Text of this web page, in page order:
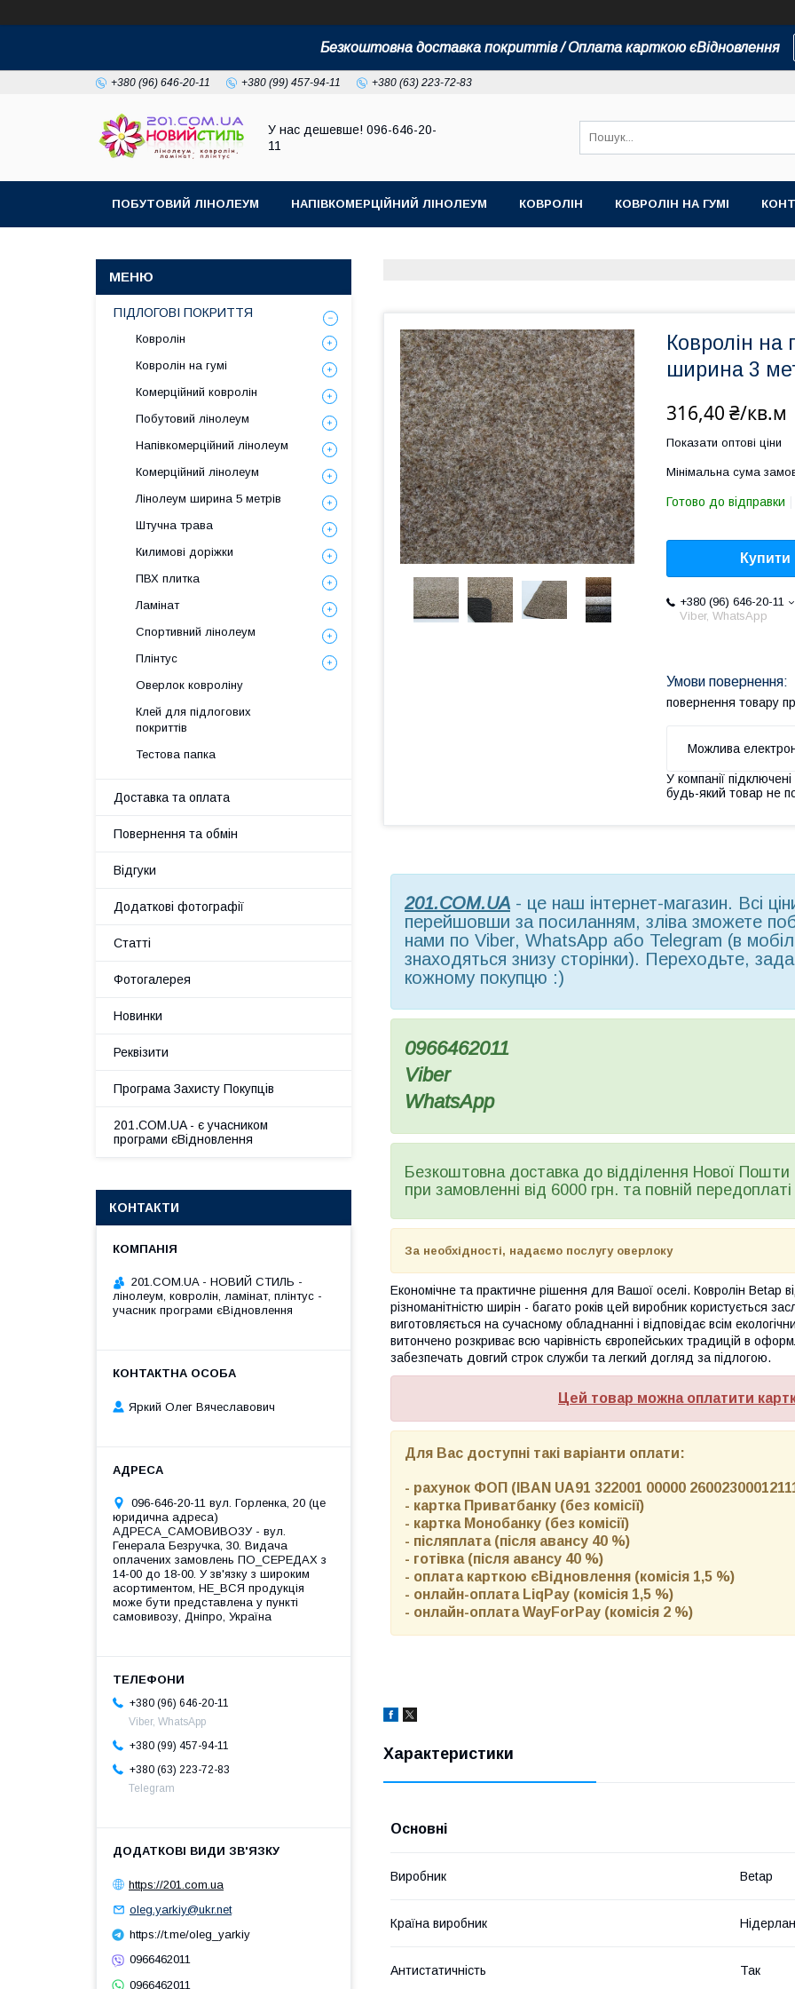
Безкоштовна доставка покриттів / Оплата карткою єВідновлення
+380 (96) 646-20-11 +380 (99) 457-94-11 +380 (63) 223-72-83
У нас дешевше! 096-646-20-
11
ПОБУТОВИЙ ЛІНОЛЕУМ НАПІВКОМЕРЦІЙНИЙ ЛІНОЛЕУМ КОВРОЛІН КОВРОЛІН НА ГУМІ
Ковролін на
ширина 3
316,40 ₴/кв.м
Показати оптові ціни
Мінімальна сума
Готово до відправки
Купити
+380 (96) 646-20-11
Viber, WhatsApp
повернення товару
У компанії
будь-який товар не
201.COM.UA - це наш інтернет-магазин. Всі
перейшовши за посиланням, зліва зможете
нами по Viber, WhatsApp або Telegram (в
знаходяться знизу сторінки). Переходьте,
кожному покупцю :)
0966462011
Viber
WhatsApp
Безкоштовна доставка до відділення Нової Пошти
при замовленні від 6000 грн. та повній передоплаті
За необхідності, надаємо послугу оверлоку
Економічне та практичне рішення для Вашої оселі. Ковролін Betap
різноманітністю ширін - багато років цей виробник користується
виготовляється на сучасному обладнанні і відповідає всім
витончено розкриває всю чарівність європейських традицій в
забезпечать довгий строк служби та легкий догляд за підлогою.
Цей товар можна оплатити
Для Вас доступні такі варіанти оплати:
- рахунок ФОП (IBAN UA91 322001 00000
- картка Приватбанку (без комісії)
- картка Монобанку (без комісії)
- післяплата (після авансу 40 %)
- готівка (після авансу 40 %)
- оплата карткою єВідновлення (комісія 1,5 %)
- онлайн-оплата LiqPay (комісія 1,5 %)
- онлайн-оплата WayForPay (комісія 2 %)
Характеристики
Основні
Виробник Betap
Країна виробник
Антистатичність Так
ПІДЛОГОВІ ПОКРИТТЯ
Ковролін
Ковролін на гумі
Комерційний ковролін
Побутовий лінолеум
Напівкомерційний лінолеум
Комерційний лінолеум
Лінолеум ширина 5 метрів
Штучна трава
Килимові доріжки
ПВХ плитка
Ламінат
Спортивний лінолеум
Плінтус
Оверлок ковроліну
Клей для підлогових
покриттів
Тестова папка
Доставка та оплата
Повернення та обмін
Відгуки
Додаткові фотографії
Статті
Фотогалерея
Новинки
Реквізити
Програма Захисту Покупців
201.COM.UA - є учасником
програми єВідновлення
КОНТАКТИ
201.COM.UA - НОВИЙ СТИЛЬ -
лінолеум, ковролін, ламінат, плінтус -
учасник програми єВідновлення
Яркий Олег Вячеславович
096-646-20-11 вул. Горленка, 20 (це
юридична адреса)
АДРЕСА_САМОВИВОЗУ - вул.
Генерала Безручка, 30. Видача
оплачених замовлень ПО_СЕРЕДАХ з
14-00 до 18-00. У зв'язку з широким
асортиментом, НЕ_ВСЯ продукція
може бути представлена у пункті
самовивозу, Дніпро, Україна
+380 (96) 646-20-11
Viber, WhatsApp
+380 (99) 457-94-11
+380 (63) 223-72-83
Telegram
https://201.com.ua
oleg.yarkiy@ukr.net
https://t.me/oleg_yarkiy
0966462011
0966462011